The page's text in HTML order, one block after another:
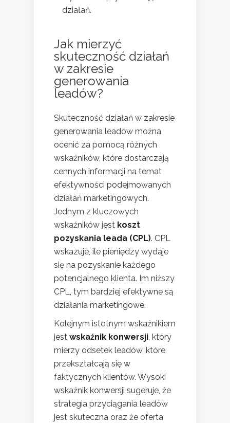
działań.
Jak mierzyć
skuteczność działań
w zakresie
generowania
leadów?
Skuteczność działań w zakresie
generowania leadów można
ocenić za pomocą różnych
wskaźników, które dostarczają
cennych informacji na temat
efektywności podejmowanych
działań marketingowych.
Jednym z kluczowych
wskaźników jest koszt
pozyskania leada (CPL). CPL
wskazuje, ile pieniędzy wydaje
się na pozyskanie każdego
potencjalnego klienta. Im niższy
CPL, tym bardziej efektywne są
działania marketingowe.
Kolejnym istotnym wskaźnikiem
jest wskaźnik konwersji, który
mierzy odsetek leadów, które
przekształcają się w
faktycznych klientów. Wysoki
wskaźnik konwersji sugeruje, że
strategia przyciągania leadów
jest skuteczna oraz że oferta